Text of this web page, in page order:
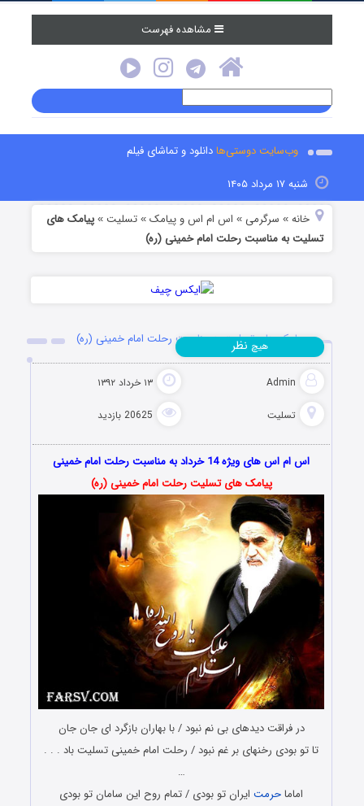
مشاهده فهرست
وب‌سایت دوستی‌هادانلود و تماشای فیلم
شنبه ۱۷ مرداد ۱۴۰۵
خانه » سرگرمی » اس ام اس و پیامک »تسلیت »پیامک های
تسلیت به مناسبت رحلت امام خمینی (ره)
پیامک های تسلیت به مناسبت رحلت امام خمینی (ره)
Admin ۱۳ خرداد ۱۳۹۲
تسلیت 20625 بازدید
هیچ نظر
اس ام اس های ویژه 14 خرداد به مناسبت رحلت امام خمینی
پیامک های تسلیت رحلت امام خمینی (ره)
در فراقت دیده‏ای بی نم نبود / با بهاران بازگرد ای جان جان
تا تو بودی رخنه‏ای بر غم نبود / رحلت امام خمینی تسلیت باد . . .
…
اماماحرمت ایران تو بودی / تمام روح این سامان تو بودی